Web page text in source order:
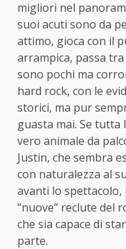
migliori nel
suoi acuti sono da
attimo, gioca con il
arrampica, passa
sono pochi ma
hard rock, con le
storici, ma pur
guasta mai. Se tutta
vero animale da
Justin, che sembra
con naturalezza al
avanti lo
“nuove” reclute del
che sia capace di
parte.